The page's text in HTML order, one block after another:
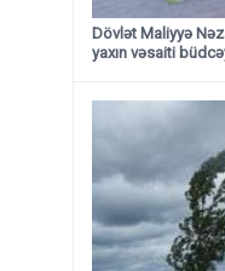
Dövlət Maliyyə
yaxın vəsaiti